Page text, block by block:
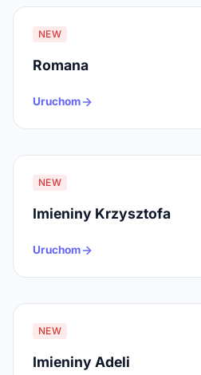
NEW
Romana
Uruchom
NEW
Imieniny Krzysztofa
Uruchom
NEW
Imieniny Adeli